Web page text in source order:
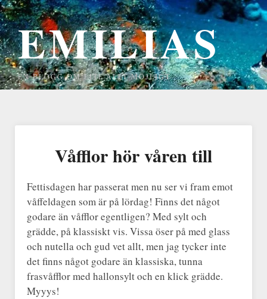
EMILIAS
EN BLOGG OM LITE ALLT MÖJLIGT
Våfflor hör våren till
Fettisdagen har passerat men nu ser vi fram emot
våffeldagen som är på lördag! Finns det något
godare än våfflor egentligen? Med sylt och
grädde, på klassiskt vis. Vissa öser på med glass
och nutella och gud vet allt, men jag tycker inte
det finns något godare än klassiska, tunna
frasvåfflor med hallonsylt och en klick grädde.
Myyys!